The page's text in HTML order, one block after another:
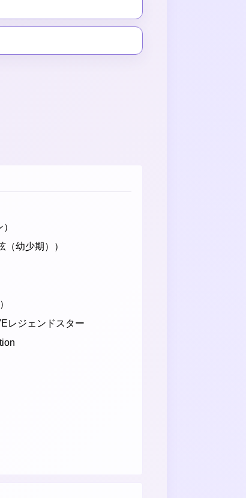
幼少期））
レジェンドスター